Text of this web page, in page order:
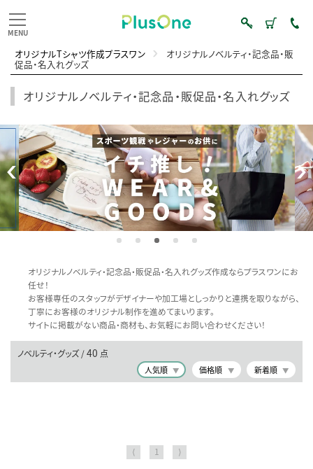
オリジナルTシャツ作成プラスワン オリジナルノベルティ・記念品・販
促品・名入れグッズ
オリジナルノベルティ・記念品・販促品・名入れグッズ
オリジナルノベルティ・記念品・販促品・名入れグッズ作成ならプラスワンにお
任せ！
お客様専任のスタッフがデザイナーや加工場としっかりと連携を取りながら、
丁寧にお客様のオリジナル制作を進めてまいります。
サイトに掲載がない商品・商材も、お気軽にお問い合わせください！
ノベルティ・グッズ /40 点
人気順 価格順 新着順
⟨ 1 ⟩